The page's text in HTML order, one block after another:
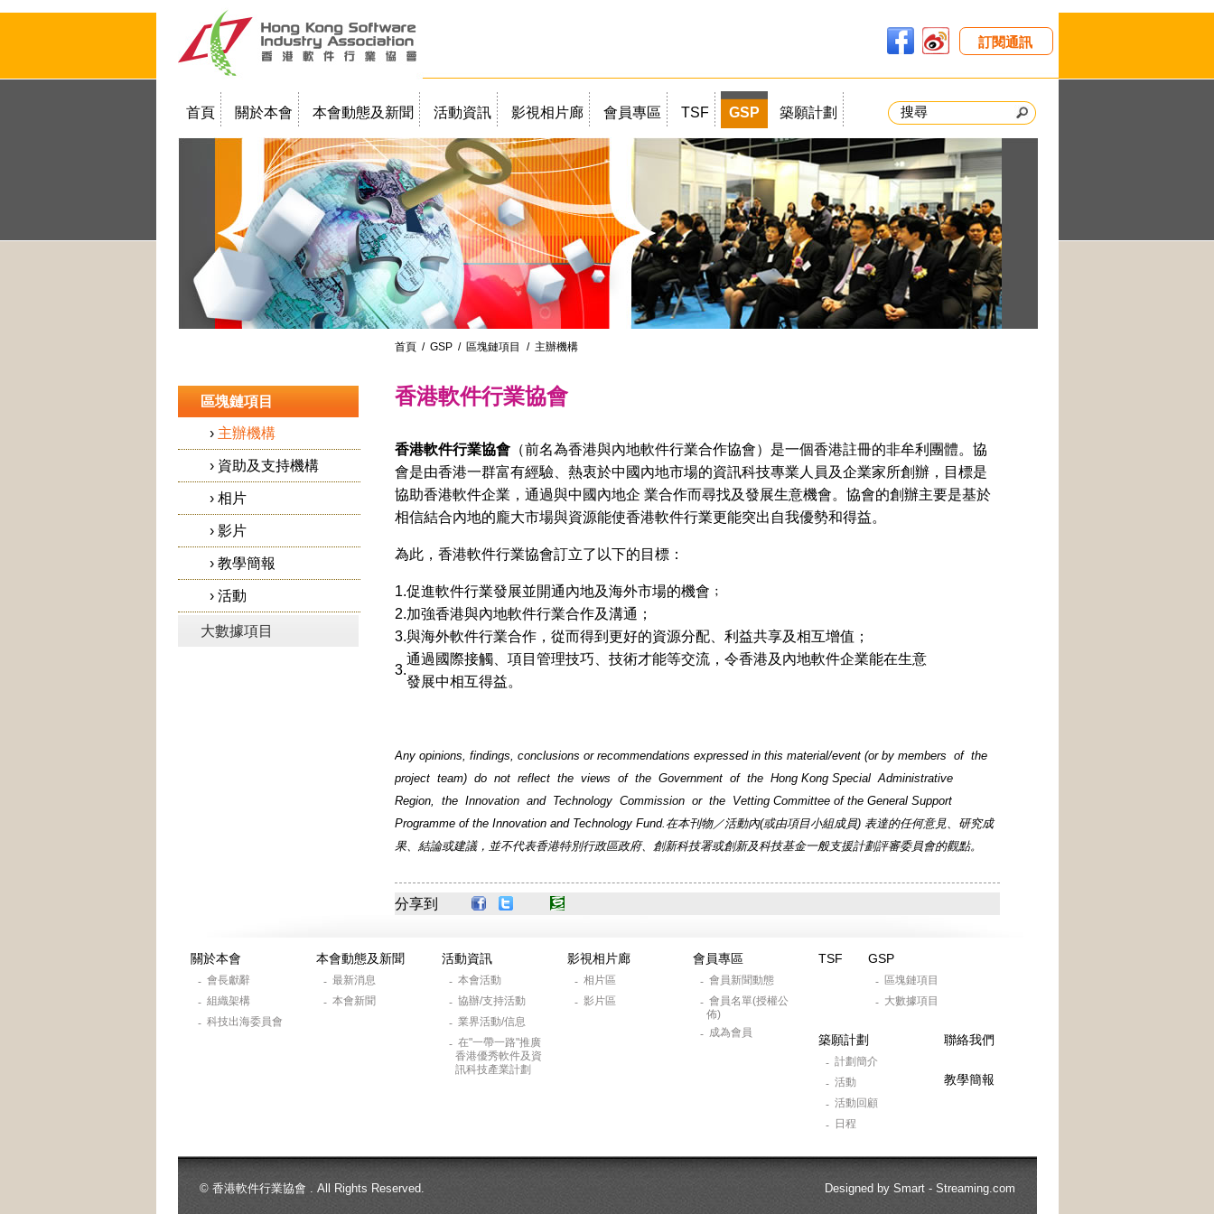
訂閱通訊
首頁 關於本會 本會動態及新聞 活動資訊 影視相片廊 會員專區 TSF GSP 築願計劃
教學簡報
首頁/ GSP/ 區塊鏈項目 / 主辦機構
區塊鏈項目
› 主辦機構
› 資助及支持機構
› 相片
› 影片
› 教學簡報
› 活動
大數據項目
香港軟件行業協會
香港軟件行業協會（前名為香港與內地軟件行業合作協會）是一個香港註冊的非牟利團體。協
會是由香港一群富有經驗、熱衷於中國內地市場的資訊科技專業人員及企業家所創辦，目標是
協助香港軟件企業，通過與中國內地企 業合作而尋找及發展生意機會。協會的創辦主要是基於
相信結合內地的龐大市場與資源能使香港軟件行業更能突出自我優勢和得益。
為此，香港軟件行業協會訂立了以下的目標：
1.促進軟件行業發展並開通內地及海外市場的機會﹔
2.加強香港與內地軟件行業合作及溝通；
3.與海外軟件行業合作，從而得到更好的資源分配、利益共享及相互增值；
3.
通過國際接觸、項目管理技巧、技術才能等交流，令香港及內地軟件企業能在生意
發展中相互得益。
Any opinions, findings, conclusions or recommendations expressed in this material/event (or by members of the
project team) do not reflect the views of the Government of the Hong Kong Special Administrative
Region, the Innovation and Technology Commission or the Vetting Committee of the General Support
Programme of the Innovation and Technology Fund.在本刊物／活動內(或由項目小組成員) 表達的任何意見、研究成
果、結論或建議，並不代表香港特別行政區政府、創新科技署或創新及科技基金一般支援計劃評審委員會的觀點。
分享到
關於本會
- 會長獻辭
- 組織架構
- 科技出海委員會
本會動態及新聞
- 最新消息
- 本會新聞
活動資訊
- 本會活動
- 協辦/支持活動
- 業界活動/信息
- 在"一帶一路"推廣
香港優秀軟件及資
訊科技產業計劃
影視相片廊
- 相片區
- 影片區
會員專區
- 會員新聞動態
- 會員名單(授權公
佈)
- 成為會員
TSF GSP
- 區塊鏈項目
- 大數據項目
築願計劃
- 計劃簡介
- 活動
- 活動回顧
-
日程
聯絡我們
教學簡報
© 香港軟件行業協會 . All Rights Reserved. Designed by Smart - Streaming.com